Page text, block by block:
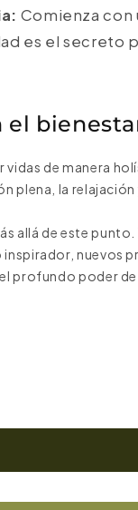
Comienza con
es el secreto
el
vidas de manera
plena, la
allá de este
nuevos
profundo poder